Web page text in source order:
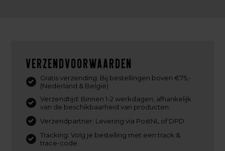
Verzendvoorwaarden
Gratis verzending: Bij bestellingen boven €75,-
(Nederland & België)
Verzendtijd: Binnen 1-2 werkdagen, afhankelijk
van de beschikbaarheid van producten.
Verzendpartner: Levering via PostNL of DPD.
Tracking: Volg je bestelling met een track &
trace-code.